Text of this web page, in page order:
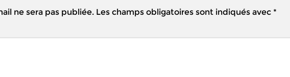
ne sera pas publiée. Les champs obligatoires sont indiqués avec *